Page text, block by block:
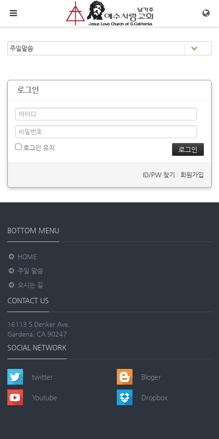
메뉴 건너뛰기
로그인
로그인 유지
ID/PW 찾기 회원가입
BOTTOM MENU
HOME
주일 말씀
오시는 길
CONTACT US
16113 S.Denker Ave,
Gardena, CA 90247
SOCIAL NETWORK
twitter
Youtube
Bloger
Dropbox